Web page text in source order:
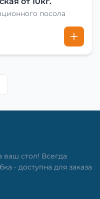
посола
ваш стол! Всегда
- доступна для заказа